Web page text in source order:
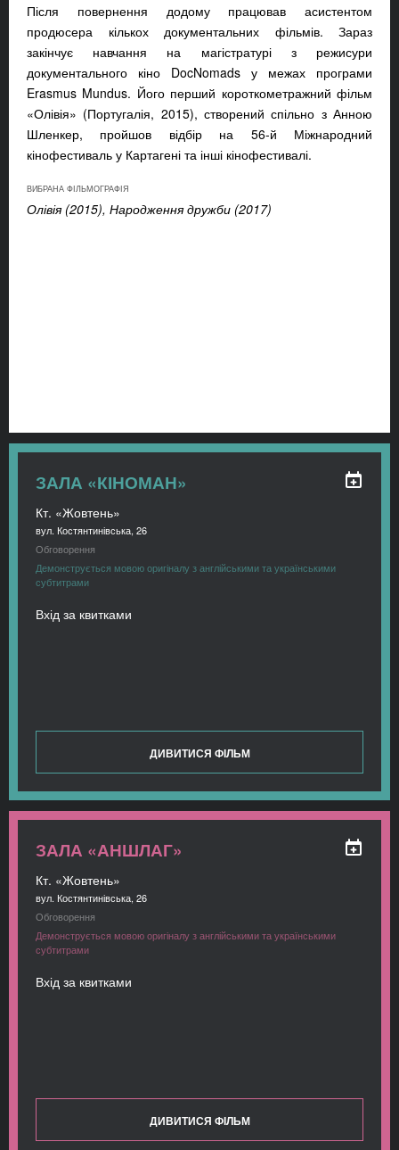
Після повернення додому працював асистентом
продюсера кількох документальних фільмів. Зараз
закінчує навчання на магістратурі з режисури
документального кіно DocNomads у межах програми
Erasmus Mundus. Його перший короткометражний фільм
«Олівія» (Португалія, 2015), створений спільно з Анною
Шленкер, пройшов відбір на 56-й Міжнародний
кінофестиваль у Картагені та інші кінофестивалі.
ВИБРАНА ФІЛЬМОГРАФІЯ
Олівія (2015), Народження дружби (2017)
ЗАЛА «КІНОМАН»
Кт. «Жовтень»
вул. Костянтинівська, 26
Обговорення
Демонструється мовою оригіналу з англійськими та українськими
субтитрами
Вхід за квитками
ДИВИТИСЯ ФІЛЬМ
ЗАЛА «АНШЛАГ»
Кт. «Жовтень»
вул. Костянтинівська, 26
Обговорення
Демонструється мовою оригіналу з англійськими та українськими
субтитрами
Вхід за квитками
ДИВИТИСЯ ФІЛЬМ